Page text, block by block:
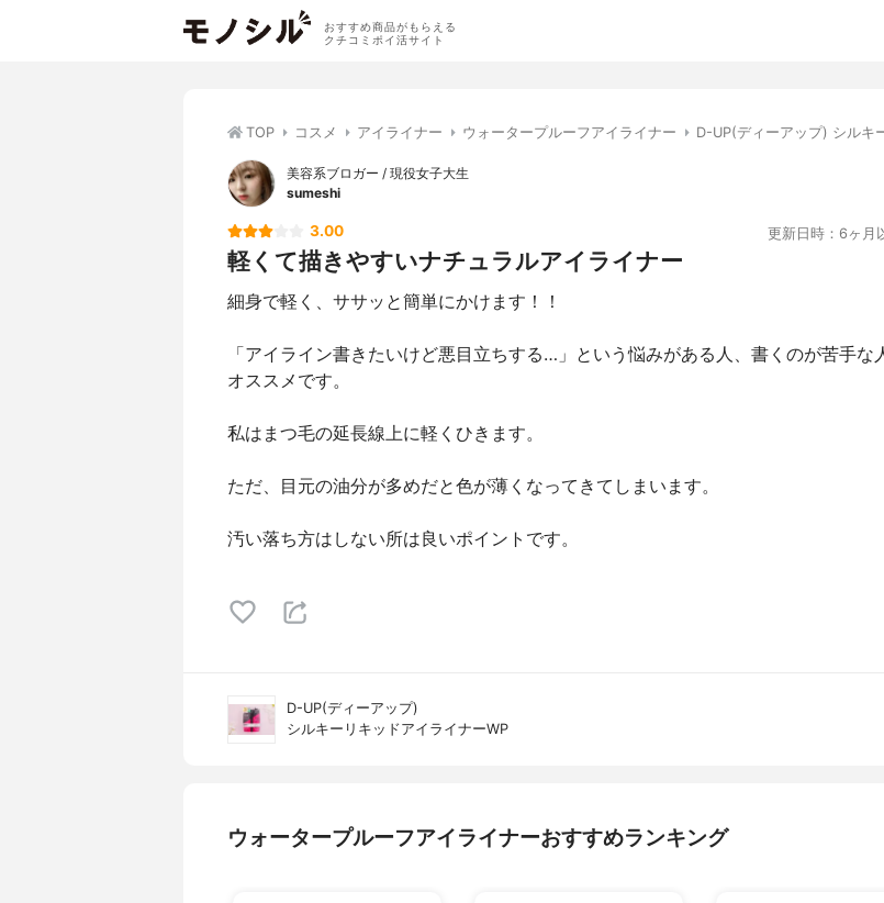
おすすめ商品がもらえる
クチコミポイ活サイト
TOP コスメ アイライナー ウォータープルーフアイライナー D-UP(ディーアップ) シルキ
美容系ブロガー / 現役女子大生
sumeshi
3.00 更新日時：6ヶ月
軽くて描きやすいナチュラルアイライナー
細身で軽く、ササッと簡単にかけます！！
「アイライン書きたいけど悪目立ちする…」という悩みがある人、書くのが苦手な
オススメです。
私はまつ毛の延長線上に軽くひきます。
ただ、目元の油分が多めだと色が薄くなってきてしまいます。
汚い落ち方はしない所は良いポイントです。
D-UP(ディーアップ)
シルキーリキッドアイライナーWP
ウォータープルーフアイライナーおすすめランキング